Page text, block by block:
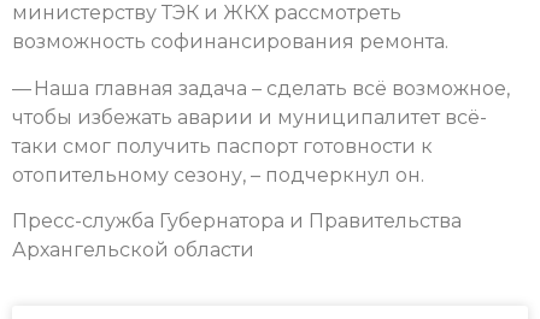
министерству ТЭК и ЖКХ рассмотреть
возможность софинансирования ремонта.
— Наша главная задача – сделать всё возможное,
чтобы избежать аварии и муниципалитет всё-
таки смог получить паспорт готовности к
отопительному сезону, – подчеркнул он.
Пресс-служба Губернатора и Правительства
Архангельской области